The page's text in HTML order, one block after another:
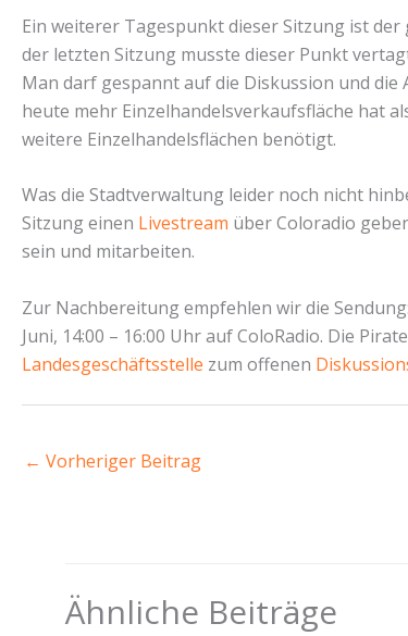
Ein weiterer Tagespunkt dieser Sitzung ist
der letzten Sitzung musste dieser Punkt
Man darf gespannt auf die Diskussion und die
heute mehr Einzelhandelsverkaufsfläche hat
weitere Einzelhandelsflächen benötigt.
Was die Stadtverwaltung leider noch nicht
Sitzung einen Livestream über Coloradio
sein und mitarbeiten.
Zur Nachbereitung empfehlen wir die Sendung:
Juni, 14:00 – 16:00 Uhr auf ColoRadio. Die
Landesgeschäftsstelle zum offenen
← Vorheriger Beitrag
Ähnliche Beiträge